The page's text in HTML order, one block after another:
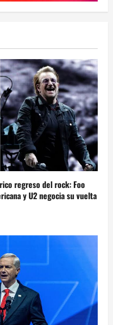
regreso del rock: Foo
y U2 negocia su vuelta